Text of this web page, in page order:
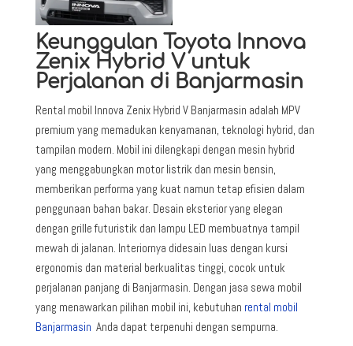
Keunggulan Toyota Innova
Zenix Hybrid V untuk
Perjalanan di Banjarmasin
Rental mobil Innova Zenix Hybrid V Banjarmasin adalah MPV
premium yang memadukan kenyamanan, teknologi hybrid, dan
tampilan modern. Mobil ini dilengkapi dengan mesin hybrid
yang menggabungkan motor listrik dan mesin bensin,
memberikan performa yang kuat namun tetap efisien dalam
penggunaan bahan bakar. Desain eksterior yang elegan
dengan grille futuristik dan lampu LED membuatnya tampil
mewah di jalanan. Interiornya didesain luas dengan kursi
ergonomis dan material berkualitas tinggi, cocok untuk
perjalanan panjang di Banjarmasin. Dengan jasa sewa mobil
yang menawarkan pilihan mobil ini, kebutuhan rental mobil
Banjarmasin Anda dapat terpenuhi dengan sempurna.